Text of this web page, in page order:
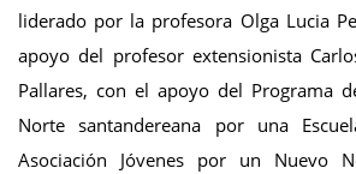
liderado por la profesora Olga Lucia
apoyo del profesor extensionista
Pallares, con el apoyo del Programa
Norte santandereana por una
Asociación Jóvenes por un Nuevo